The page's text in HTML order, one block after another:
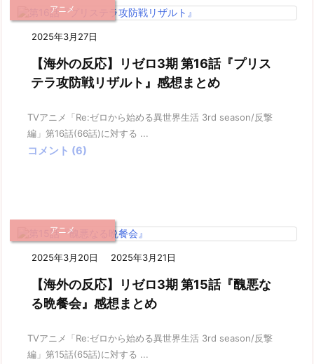
2025年3月27日
アニメ
【海外の反応】リゼロ3期 第16話『プリス
テラ攻防戦リザルト』感想まとめ
TVアニメ「Re:ゼロから始める異世界生活 3rd season/反撃
編」第16話(66話)に対する ...
コメント (6)
2025年3月20日 2025年3月21日
アニメ
【海外の反応】リゼロ3期 第15話『醜悪な
る晩餐会』感想まとめ
TVアニメ「Re:ゼロから始める異世界生活 3rd season/反撃
編」第15話(65話)に対する ...